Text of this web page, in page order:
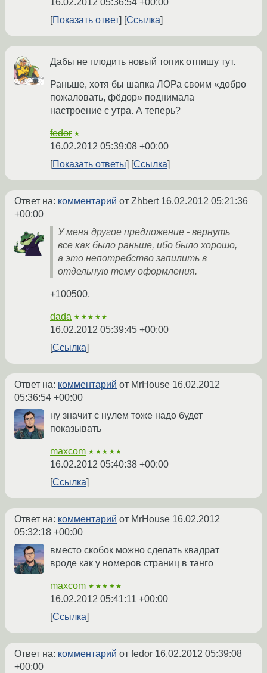
16.02.2012 05:36:54 +00:00
Показать ответ
Ссылка
Дабы не плодить новый топик отпишу тут.
Раньше, хотя бы шапка ЛОРа своим «добро
пожаловать, фёдор» поднимала
настроение с утра. А теперь?
fedor ★
16.02.2012 05:39:08 +00:00
Показать ответы
Ссылка
Ответ на: комментарий от Zhbert 16.02.2012 05:21:36
+00:00
У меня другое предложение - вернуть
все как было раньше, ибо было хорошо,
а это непотребство запилить в
отдельную тему оформления.
+100500.
dada ★★★★★
16.02.2012 05:39:45 +00:00
Ссылка
Ответ на: комментарий от MrHouse 16.02.2012
05:36:54 +00:00
ну значит с нулем тоже надо будет
показывать
maxcom ★★★★★
16.02.2012 05:40:38 +00:00
Ссылка
Ответ на: комментарий от MrHouse 16.02.2012
05:32:18 +00:00
вместо скобок можно сделать квадрат
вроде как у номеров страниц в танго
maxcom ★★★★★
16.02.2012 05:41:11 +00:00
Ссылка
Ответ на: комментарий от fedor 16.02.2012 05:39:08
+00:00